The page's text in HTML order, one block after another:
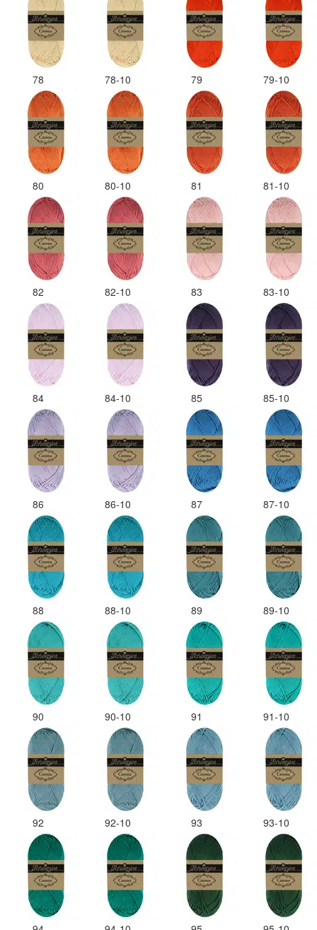
78 78-10 79 79-10
80 80-10 81 81-10
82 82-10 83 83-10
84 84-10 85 85-10
86 86-10 87 87-10
88 88-10 89 89-10
90 90-10 91 91-10
92 92-10 93 93-10